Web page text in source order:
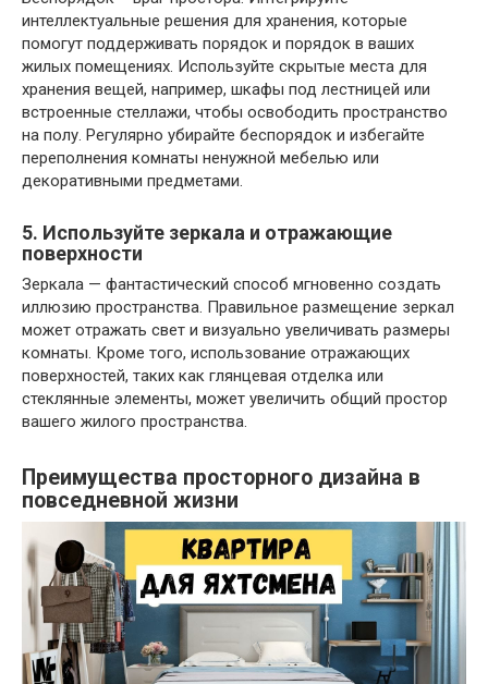
интеллектуальные решения для хранения, которые
помогут поддерживать порядок и порядок в ваших
жилых помещениях. Используйте скрытые места для
хранения вещей, например, шкафы под лестницей или
встроенные стеллажи, чтобы освободить пространство
на полу. Регулярно убирайте беспорядок и избегайте
переполнения комнаты ненужной мебелью или
декоративными предметами.
5. Используйте зеркала и отражающие
поверхности
Зеркала — фантастический способ мгновенно создать
иллюзию пространства. Правильное размещение зеркал
может отражать свет и визуально увеличивать размеры
комнаты. Кроме того, использование отражающих
поверхностей, таких как глянцевая отделка или
стеклянные элементы, может увеличить общий простор
вашего жилого пространства.
Преимущества просторного дизайна в
повседневной жизни